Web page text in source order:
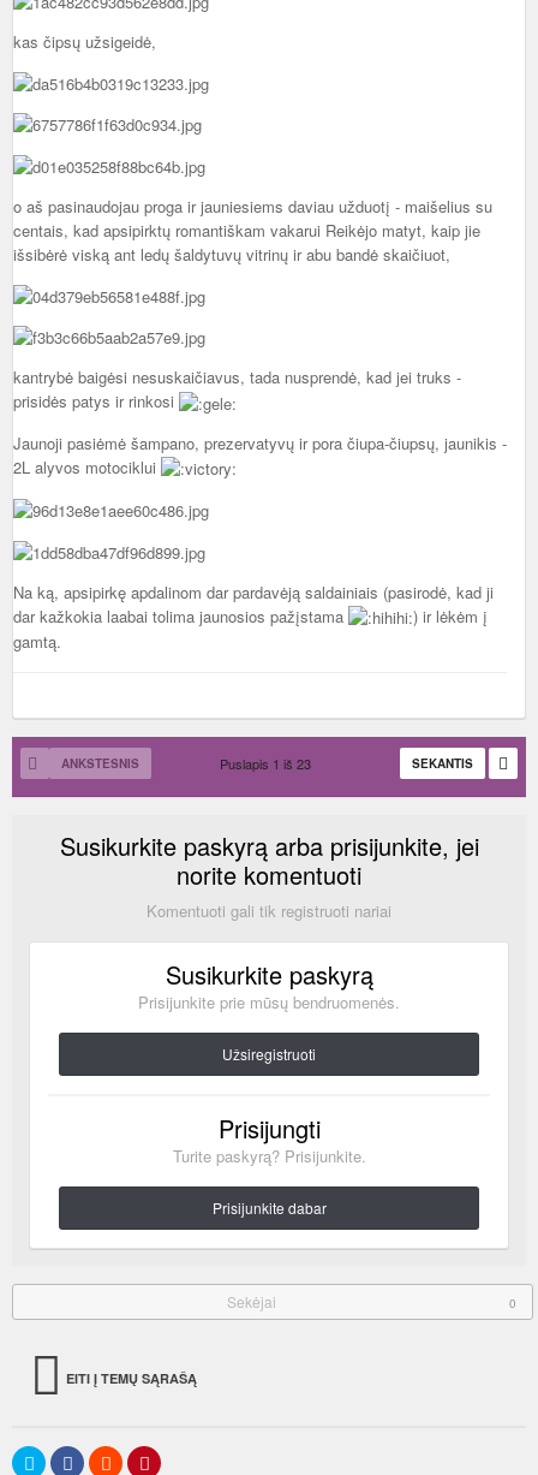
kas čipsų užsigeidė,
o aš pasinaudojau proga ir jauniesiems daviau užduotį - maišelius su
centais, kad apsipirktų romantiškam vakarui Reikėjo matyt, kaip jie
išsibėrė viską ant ledų šaldytuvų vitrinų ir abu bandė skaičiuot,
kantrybė baigėsi nesuskaičiavus, tada nusprendė, kad jei truks -
prisidės patys ir rinkosi
Jaunoji pasiėmė šampano, prezervatyvų ir pora čiupa-čiupsų, jaunikis -
2L alyvos motociklui
Na ką, apsipirkę apdalinom dar pardavėją saldainiais (pasirodė, kad ji
dar kažkokia laabai tolima jaunosios pažįstama
) ir lėkėm į
gamtą.
ANKSTESNIS SEKANTIS
Puslapis 1 iš 23
Susikurkite paskyrą arba prisijunkite, jei
norite komentuoti
Komentuoti gali tik registruoti nariai
Susikurkite paskyrą
Prisijunkite prie mūsų bendruomenės.
Užsiregistruoti
Prisijungti
Turite paskyrą? Prisijunkite.
Prisijunkite dabar
Sekėjai 0
EITI Į TEMŲ SĄRAŠĄ